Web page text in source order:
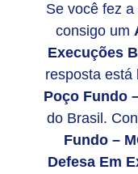
Se você fez a
consigo um
Execuções
resposta está
Poço Fundo
do Brasil.
Fundo –
Defesa Em